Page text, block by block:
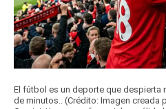
El fútbol es un deporte que despierta
de minutos.. (Crédito: Imagen creada